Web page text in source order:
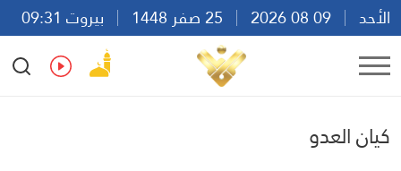
الأحد
بيروت 09:31
Ar
En Fr Es
كيان العدو